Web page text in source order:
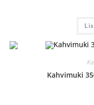
Kahvimuki